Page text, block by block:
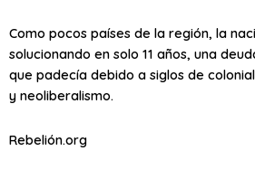
Como pocos países de la región, la
solucionando en solo 11 años, una
que padecía debido a siglos de
y neoliberalismo.
Rebelión.org